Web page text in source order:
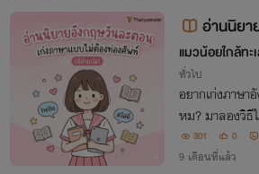
อ่านนิยา
ภาษาแบบไม่
ล)
แมวน้อยใกล้ทะ
ทั่วไป
อยากเก่งภาษา
หม? มาลองวิธี
ก่งได้ . พบกับค
เรื่อง คัดสรรม
301 0
9 เดือนที่แล้ว